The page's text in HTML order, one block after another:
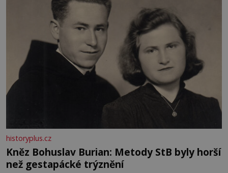
historyplus.cz
Kněz Bohuslav Burian: Metody StB byly horší
než gestapácké trýznění